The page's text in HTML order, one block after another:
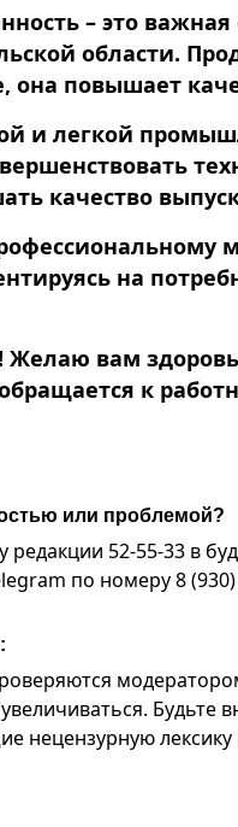
– это важная
области.
она повышает
и легкой
качество
на
Желаю вам
к
или проблемой?
52-55-33 в
по номеру 8 (930)
нецензурную лексику